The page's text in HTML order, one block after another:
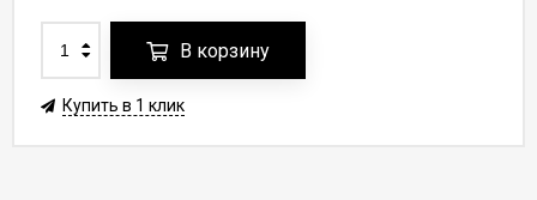
В корзину
Купить в 1 клик